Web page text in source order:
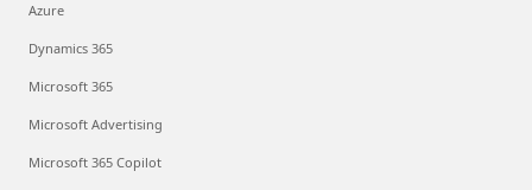
Azure
Dynamics 365
Microsoft 365
Microsoft Advertising
Microsoft 365 Copilot